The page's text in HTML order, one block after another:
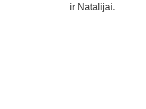
ir Natalijai.